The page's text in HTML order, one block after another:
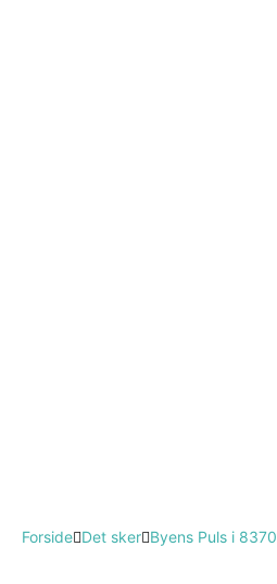
Forside Det sker Byens Puls i 8370